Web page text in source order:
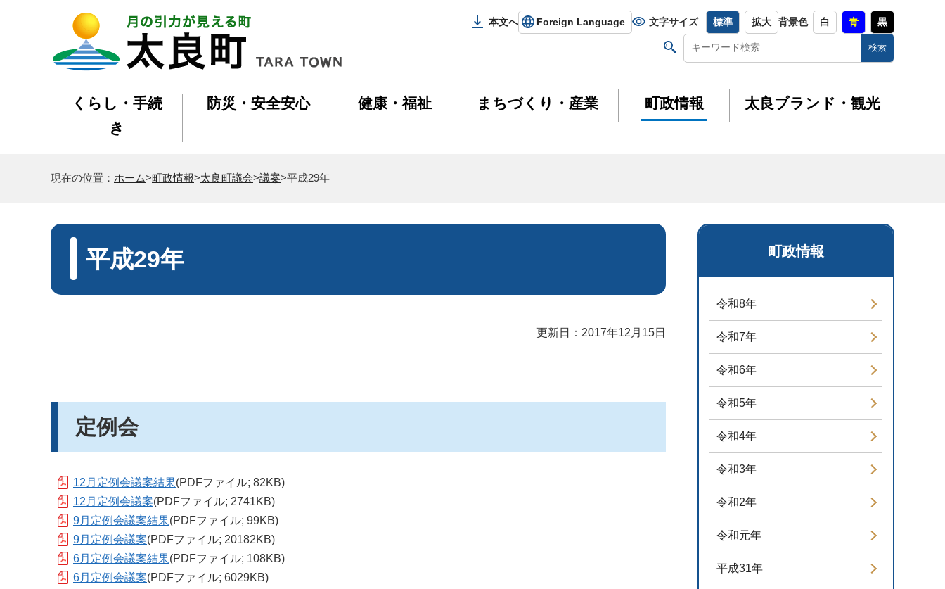
本文へ Foreign Language 文字サイズ 標準 拡大 背景色 白 青 黒
くらし・手続
き
防災・安全安心 健康・福祉 まちづくり・産業 町政情報 太良ブランド・観光
現在の位置： ホーム>町政情報>太良町議会>議案>平成29年
町政情報
令和8年
令和7年
令和6年
令和5年
令和4年
令和3年
令和2年
令和元年
平成31年
平成29年
更新日：2017年12月15日
定例会
12月定例会議案結果(PDFファイル; 82KB)
12月定例会議案(PDFファイル; 2741KB)
9月定例会議案結果(PDFファイル; 99KB)
9月定例会議案(PDFファイル; 20182KB)
6月定例会議案結果(PDFファイル; 108KB)
6月定例会議案(PDFファイル; 6029KB)